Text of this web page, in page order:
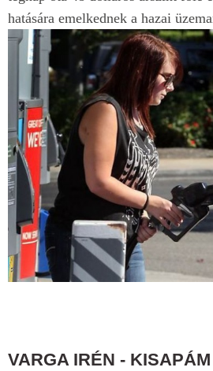
hatására emelkednek a hazai
VARGA IRÉN - KISAPÁM